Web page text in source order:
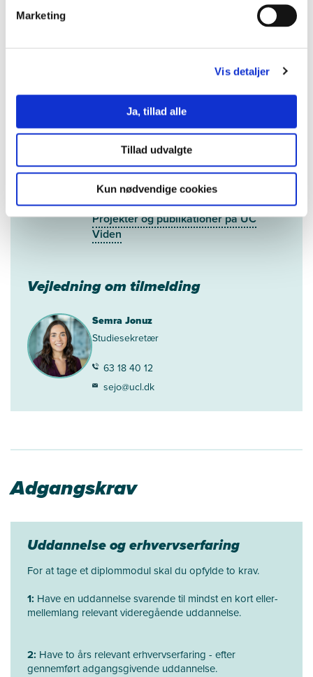
Marketing
Vis detaljer
Ja, tillad alle
Tillad udvalgte
Kun nødvendige cookies
Faglig vejledning
Helle Elisabeth Andersen
Ph.d. og lektor
24 96 41 92
hean@ucl.dk
Projekter og publikationer på UC
Viden
Vejledning om tilmelding
Semra Jonuz
Studiesekretær
63 18 40 12
sejo@ucl.dk
Adgangskrav
Uddannelse og erhvervserfaring
For at tage et diplommodul skal du opfylde to krav.
1: Have en uddannelse svarende til mindst en kort eller-
mellemlang relevant videregående uddannelse.
2: Have to års relevant erhvervserfaring - efter
gennemført adgangsgivende uddannelse.